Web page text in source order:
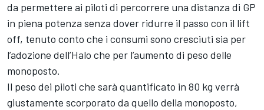
da permettere ai piloti di percorrere una distanza di GP
in piena potenza senza dover ridurre il passo con il lift
off, tenuto conto che i consumi sono cresciuti sia per
l’adozione dell’Halo che per l’aumento di peso delle
monoposto.
Il peso dei piloti che sarà quantificato in 80 kg verrà
giustamente scorporato da quello della monoposto,